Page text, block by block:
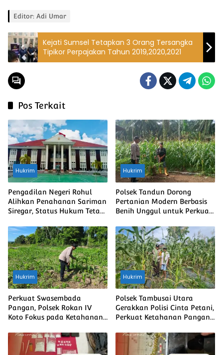
Editor: Adi Umar
Kejati Sumsel Tetapkan 3 Orang Tersangka
Tipikor Perpajakan Tahun 2019,2020,2021
Pos Terkait
Hukrim
Pengadilan Negeri Rohul
Alihkan Penahanan Sariman
Siregar, Status Hukum Tetap
Hukrim
Polsek Tandun Dorong
Pertanian Modern Berbasis
Benih Unggul untuk Perkuat
Hukrim
Perkuat Swasembada
Pangan, Polsek Rokan IV
Koto Fokus pada Ketahanan
Hukrim
Polsek Tambusai Utara
Gerakkan Polisi Cinta Petani,
Perkuat Ketahanan Pangan